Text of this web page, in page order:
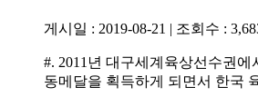
게시일 : 2019-08-21 | 조회수 :
#. 2011년 대구세계육상선수권
동메달을 획득하게 되면서 한국